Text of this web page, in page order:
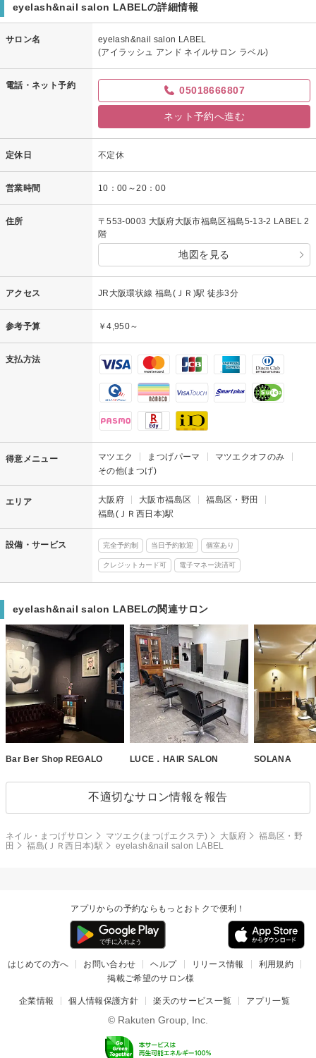
eyelash&nail salon LABELの詳細情報
サロン名
eyelash&nail salon LABEL
(アイラッシュ アンド ネイルサロン ラベル)
電話・ネット予約 05018666807
ネット予約へ進む
定休日 不定休
営業時間 10：00～20：00
住所
〒553-0003 大阪府大阪市福島区福島5-13-2 LABEL 2
階
地図を見る
アクセス JR大阪環状線 福島(ＪＲ)駅 徒歩3分
参考予算 ￥4,950～
支払方法
得意メニュー マツエク まつげパーマ
マツエクオフのみ
その他(まつげ)
エリア 大阪府 大阪市福島区
福島区・野田
福島(ＪＲ西日本)駅
設備・サービス 完全予約制 当日予約歓迎 個室あり
クレジットカード可 電子マネー決済可
eyelash&nail salon LABELの関連サロン
Bar Ber Shop REGALO LUCE．HAIR SALON SOLANA
不適切なサロン情報を報告
ネイル・まつげサロン マツエク(まつげエクステ) 大阪府
福島区・野
田
福島(ＪＲ西日本)駅 eyelash&nail salon LABEL
アプリからの予約ならもっとおトクで便利！
はじめての方へ お問い合わせ ヘルプ リリース情報
利用規約
掲載ご希望のサロン様
企業情報 個人情報保護方針 楽天のサービス一覧 アプリ一覧
© Rakuten Group, Inc.